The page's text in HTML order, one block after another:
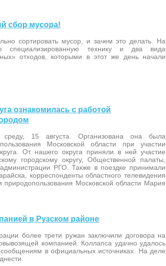
сбор мусора!
сортировать мусор, и зачем это делать. На
специализированную технику и два вида
отходов, которыми в этот же день начали
ознакомилась с работой
15 августа. Организована она была
Московской области при участии
От нашего округа приняли в ней участие
городскому округу, Общественной палаты,
РГО. Также в поездке принимали
корреспонденты областного телевидения
природопользования Московской области Мария
в Рузском районе
более трети ружан заключили договора на
компанией. Коллапса удачно удалось
в официальных источниках. На деле